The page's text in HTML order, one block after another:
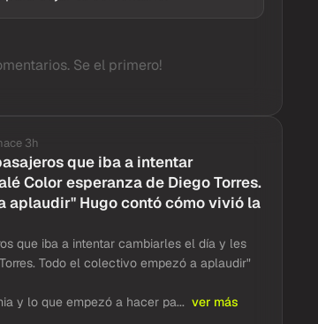
Se el primero!
3h
que iba a intentar
Color esperanza de Diego Torres.
aplaudir" Hugo contó cómo vivió la
que iba a intentar cambiarles el día y les
Todo el colectivo empezó a aplaudir"
y lo que empezó a hacer pa... ver más